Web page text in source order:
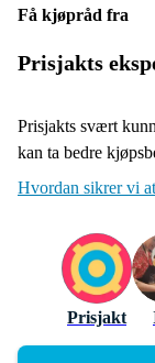
Få kjøpråd fra
Prisjakts
Prisjakts svært
kan ta bedre
Hvordan sikrer vi
Prisjakt